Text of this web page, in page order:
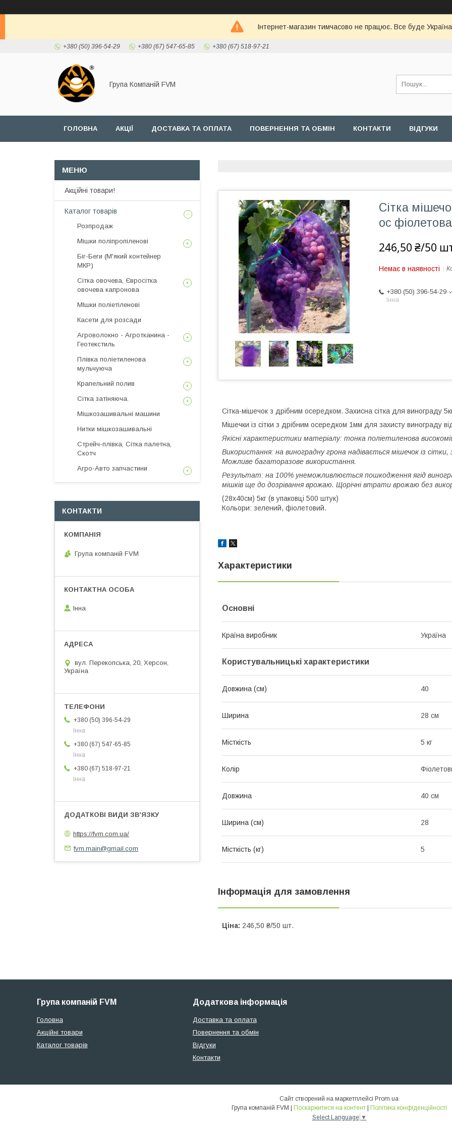
Інтернет-магазин тимчасово не працює. Все буде
+380 (50) 396-54-29 +380 (67) 547-65-85 +380 (67) 518-97-21
Група Компаній FVM
ГОЛОВНА АКЦІЇ ДОСТАВКА ТА ОПЛАТА ПОВЕРНЕННЯ ТА ОБМІН КОНТАКТИ ВІДГУКИ
Сітка
ос
246,50 ₴/50
Немає в наявності
+380 (50) 396-54-29
Інна
Сітка-мішечок з дрібним осередком. Захисна сітка для винограду
Мішечки із сітки з дрібним осередком 1мм для захисту винограду
Якісні характеристики матеріалу: тонка поліетиленова
Використання: на виноградну грона надівається мішечок із
Можливе багаторазове використання.
Результат: на 100% унеможливлюється пошкодження ягід
мішків ще до дозрівання врожаю. Щорічні втрати врожаю без
(28х40см) 5кг (в упаковці 500 штук)
Кольори: зелений, фіолетовий.
Характеристики
Основні
Країна виробник Україна
Користувальницькі характеристики
Довжина (см) 40
Ширина 28 см
Місткість 5 кг
Колір
Довжина 40 см
Ширина (см) 28
Місткість (кг) 5
Інформація для замовлення
Ціна: 246,50 ₴/50 шт.
Акційні товари!
Каталог товарів
Розпродаж
Мішки поліпропіленові
Біг-Беги (М'який контейнер
МКР)
Сітка овочева, Євросітка
овочева капронова
МІшки поліетіленові
Касети для розсади
Агроволокно - Агротканина -
Геотекстиль
Плівка поліетиленова
мульчуюча
Крапельний полив
Сітка затіняюча.
Мішкозашивальні машини
Нитки мішкозашивальні
Стрейч-плівка, Сітка палетна,
Скотч
Агро-Авто запчастини
КОНТАКТИ
Група компаній FVM
Інна
вул. Перекопська, 20, Херсон,
Україна
+380 (50) 396-54-29
Інна
+380 (67) 547-65-85
Інна
+380 (67) 518-97-21
Інна
https://fvm.com.ua/
fvm.main@gmail.com
Група компаній FVM
Головна
Акційні товари
Каталог товарів
Додаткова інформація
Доставка та оплата
Повернення та обмін
Відгуки
Контакти
Сайт створений на маркетплейсі Prom.ua
Поскаржитися на контент
Політика конфіденційності
Select Language ▼